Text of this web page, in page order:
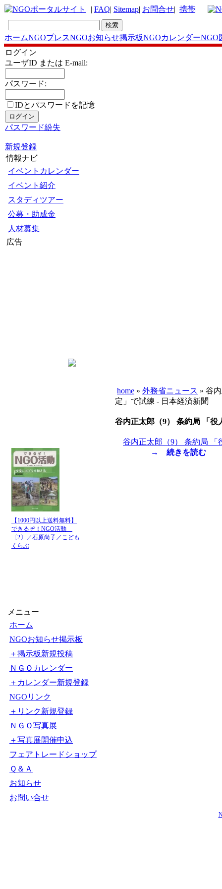
| FAQ| Sitemap| お問合せ| 携帯|
ホームNGOプレスNGOお知らせ掲示板NGOカレンダーNGO
ログイン
ユーザID または E-mail:
パスワード:
IDとパスワードを記憶
パスワード紛失
新規登録
情報ナビ
イベントカレンダー
イベント紹介
スタディツアー
公募・助成金
人材募集
広告
【1000円以上送料無料】
できるぞ！NGO活動
〔2〕／石原尚子／こども
くらぶ
メニュー
ホーム
NGOお知らせ掲示板
＋掲示板新規投稿
ＮＧＯカレンダー
＋カレンダー新規登録
NGOリンク
＋リンク新規登録
ＮＧＯ写真展
＋写真展開催申込
フェアトレードショップ
Ｑ＆Ａ
お知らせ
お問い合せ
home » 外務省ニュース » 谷
定」で試練 - 日本経済新聞
谷内正太郎（9） 条約局 「
谷内正太郎（9） 条約局
→ 続きを読む